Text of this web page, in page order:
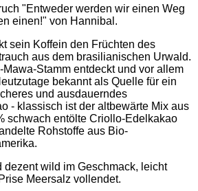
"Entweder werden wir einen Weg
einen!" von Hannibal.
sein Koffein den Früchten des
aus dem brasilianischen Urwald.
Stamm entdeckt und vor allem
bekannt als Quelle für ein
und ausdauerndes
- klassisch ist der altbewärte Mix aus
schwach entölte Criollo-Edelkakao
Rohstoffe aus Bio-
dezent wild im Geschmack, leicht
Meersalz vollendet.